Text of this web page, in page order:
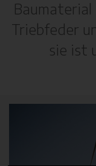
Triebfeder
sie ist